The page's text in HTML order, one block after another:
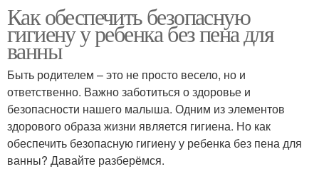
Как обеспечить безопасную
гигиену у ребенка без пена для
ванны
Быть родителем – это не просто весело, но и
ответственно. Важно заботиться о здоровье и
безопасности нашего малыша. Одним из элементов
здорового образа жизни является гигиена. Но как
обеспечить безопасную гигиену у ребенка без пена для
ванны? Давайте разберёмся.